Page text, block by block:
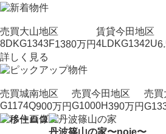
売買大山地区
8DKG1343F1380万円
賃貸今田地区
4LDKG1342U
詳しく見る
売買城南地区
G1174Q900万円
売買今田地区
G1000H390万円
売買
丹波篠山の家〜noie〜